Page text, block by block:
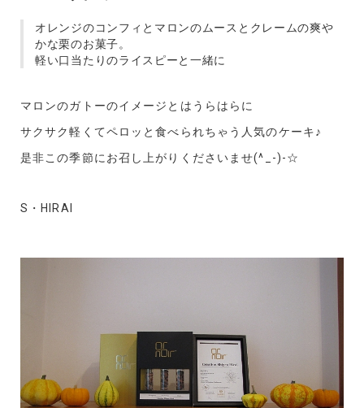
オレンジのコンフィとマロンのムースとクレームの爽や
かな栗のお菓子。
軽い口当たりのライスピーと一緒に
マロンのガトーのイメージとはうらはらに
サクサク軽くてペロッと食べられちゃう人気のケーキ♪
是非この季節にお召し上がりくださいませ(^_-)-☆
S・HIRAI